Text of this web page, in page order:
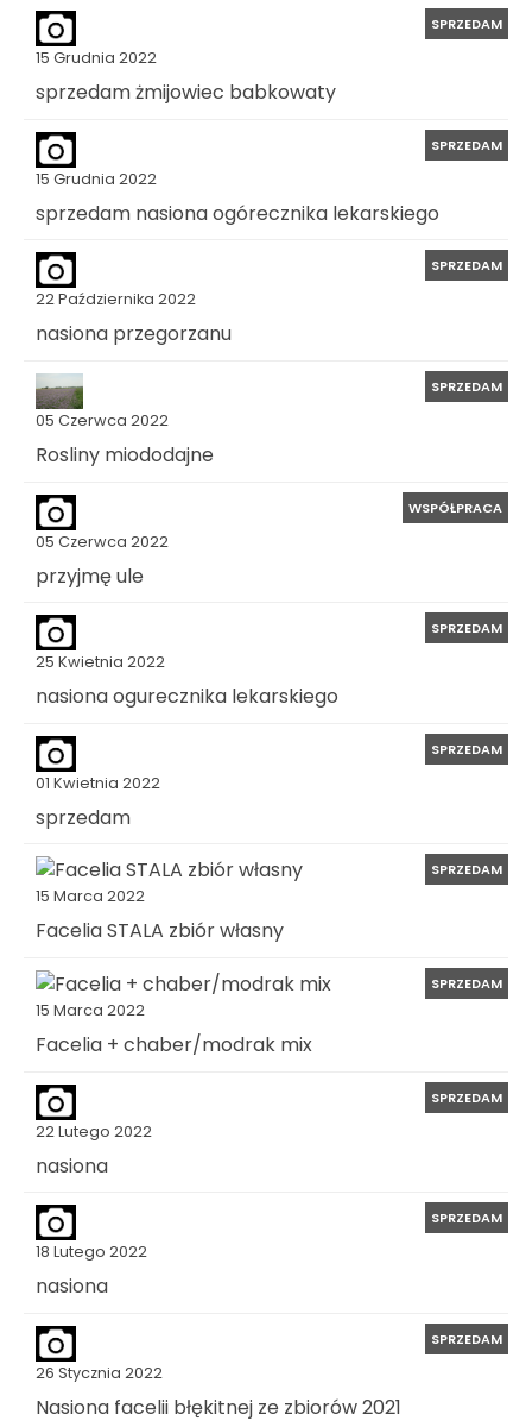
15 Grudnia 2022
SPRZEDAM
sprzedam żmijowiec babkowaty
15 Grudnia 2022
SPRZEDAM
sprzedam nasiona ogórecznika lekarskiego
22 Października 2022
SPRZEDAM
nasiona przegorzanu
05 Czerwca 2022
SPRZEDAM
Rosliny miododajne
05 Czerwca 2022
WSPÓŁPRACA
przyjmę ule
25 Kwietnia 2022
SPRZEDAM
nasiona ogurecznika lekarskiego
01 Kwietnia 2022
SPRZEDAM
sprzedam
15 Marca 2022
SPRZEDAM
Facelia STALA zbiór własny
15 Marca 2022
SPRZEDAM
Facelia + chaber/modrak mix
22 Lutego 2022
SPRZEDAM
nasiona
18 Lutego 2022
SPRZEDAM
nasiona
26 Stycznia 2022
SPRZEDAM
Nasiona facelii błękitnej ze zbiorów 2021